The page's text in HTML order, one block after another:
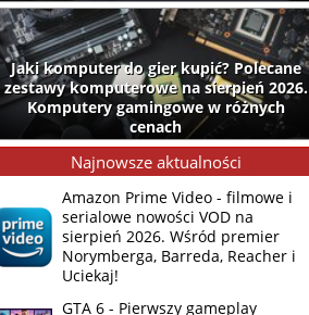
Jaki komputer do gier kupić? Polecane
zestawy komputerowe na sierpień 2026.
Komputery gamingowe w różnych
cenach
Najnowsze aktualności
Amazon Prime Video - filmowe i
serialowe nowości VOD na
sierpień 2026. Wśród premier
Norymberga, Barreda, Reacher i
Uciekaj!
GTA 6 - Pierwszy gameplay